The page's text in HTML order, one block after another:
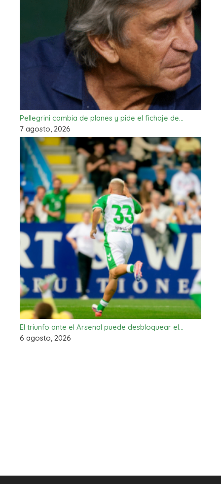
Pellegrini cambia de planes y pide el fichaje de…
7 agosto, 2026
El triunfo ante el Arsenal puede desbloquear el…
6 agosto, 2026